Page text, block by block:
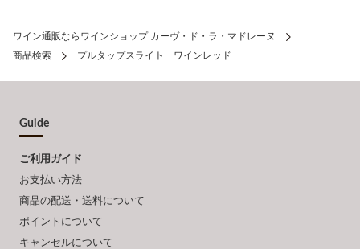
ワイン通販ならワインショップ カーヴ・ド・ラ・マドレーヌ
商品検索
プルタップスライト ワインレッド
Guide
ご利用ガイド
お支払い方法
商品の配送・送料について
ポイントについて
キャンセルについて